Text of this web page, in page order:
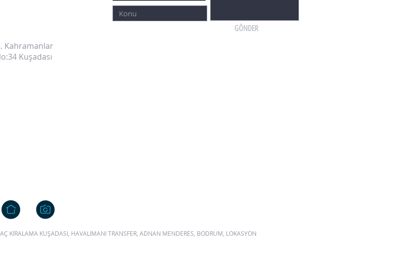
Kahramanlar
Kuşadası
GÖNDER
KİRALAMA KUŞADASI, HAVALİMANI TRANSFER, ADNAN MENDERES, BODRUM, LOKASYON